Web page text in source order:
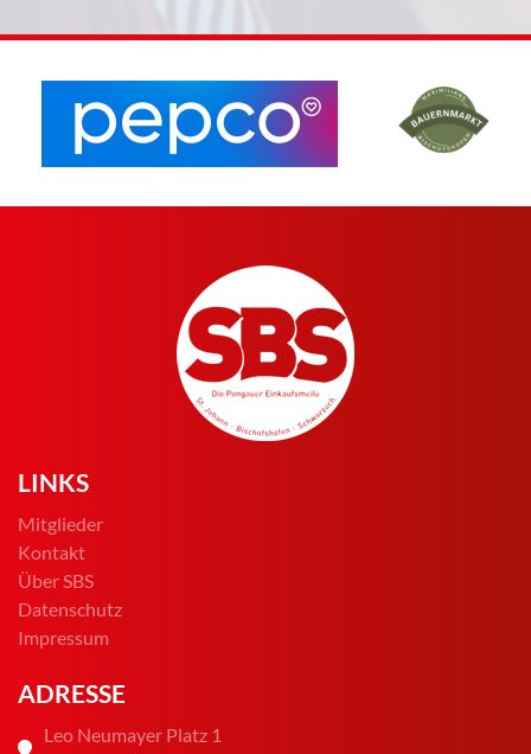
LINKS
Mitglieder
Kontakt
Über SBS
Datenschutz
Impressum
ADRESSE
Leo Neumayer Platz 1